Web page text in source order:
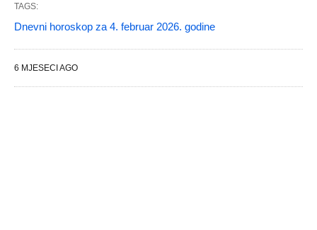
TAGS:
Dnevni horoskop za 4. februar 2026. godine
6 MJESECI AGO